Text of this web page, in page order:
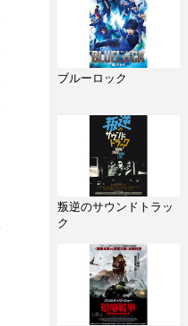
ブルーロック
叛逆のサウンドトラッ
ク